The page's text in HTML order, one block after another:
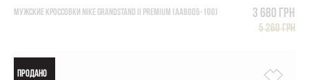
МУЖСКИЕ КРОССОВКИ NIKE GRANDSTAND II PREMIUM (AA8005-100) 3 680 грн
5 260 грн
ПРОДАНО